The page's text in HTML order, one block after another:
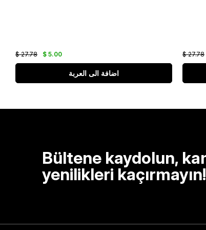
$ 5.00
$ 27.78
اضافة الى العربة
$ 27.78
Bültene kaydolun,
yenilikleri kaçırmayın!